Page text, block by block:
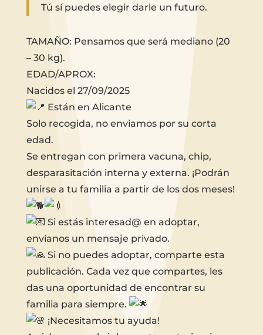
Tú sí puedes elegir darle un futuro.
TAMAÑO: Pensamos que será mediano (20
– 30 kg).
EDAD/APROX:
Nacidos el 27/09/2025
Están en Alicante
Solo recogida, no enviamos por su corta
edad.
Se entregan con primera vacuna, chip,
desparasitación interna y externa. ¡Podrán
unirse a tu familia a partir de los dos meses!
Si estás interesad@ en adoptar,
envíanos un mensaje privado.
Si no puedes adoptar, comparte esta
publicación. Cada vez que compartes, les
das una oportunidad de encontrar su
familia para siempre.
¡Necesitamos tu ayuda!